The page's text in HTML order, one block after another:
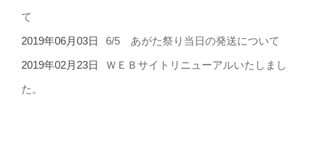
て
2019年06月03日
6/5 あがた祭り当日の発送について
2019年02月23日
ＷＥＢサイトリニューアルいたしまし
た。